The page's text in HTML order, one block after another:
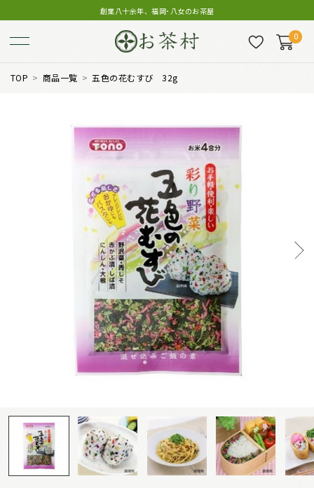
創業八十余年、福岡･八女のお茶屋
0
TOP 商品一覧 五色の花むすび 32g